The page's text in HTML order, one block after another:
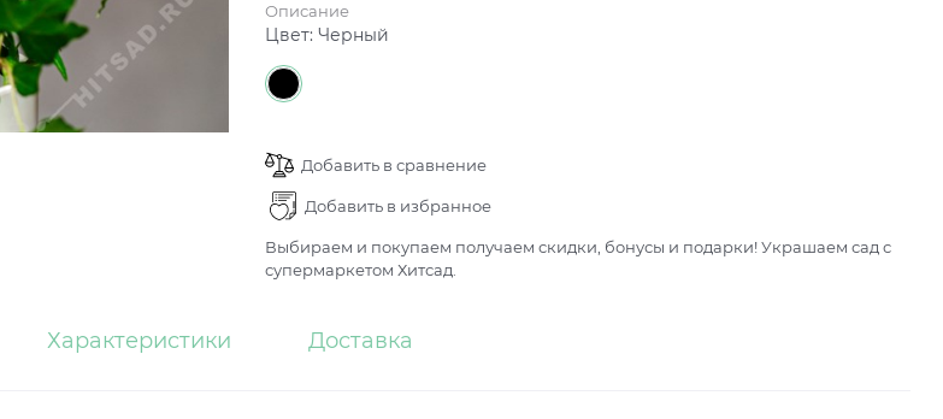
Описание
Цвет:Черный
Добавить в сравнение
Добавить в избранное
Выбираем и покупаем получаем скидки, бонусы и подарки! Украшаем сад с
супермаркетом Хитсад.
Характеристики Доставка